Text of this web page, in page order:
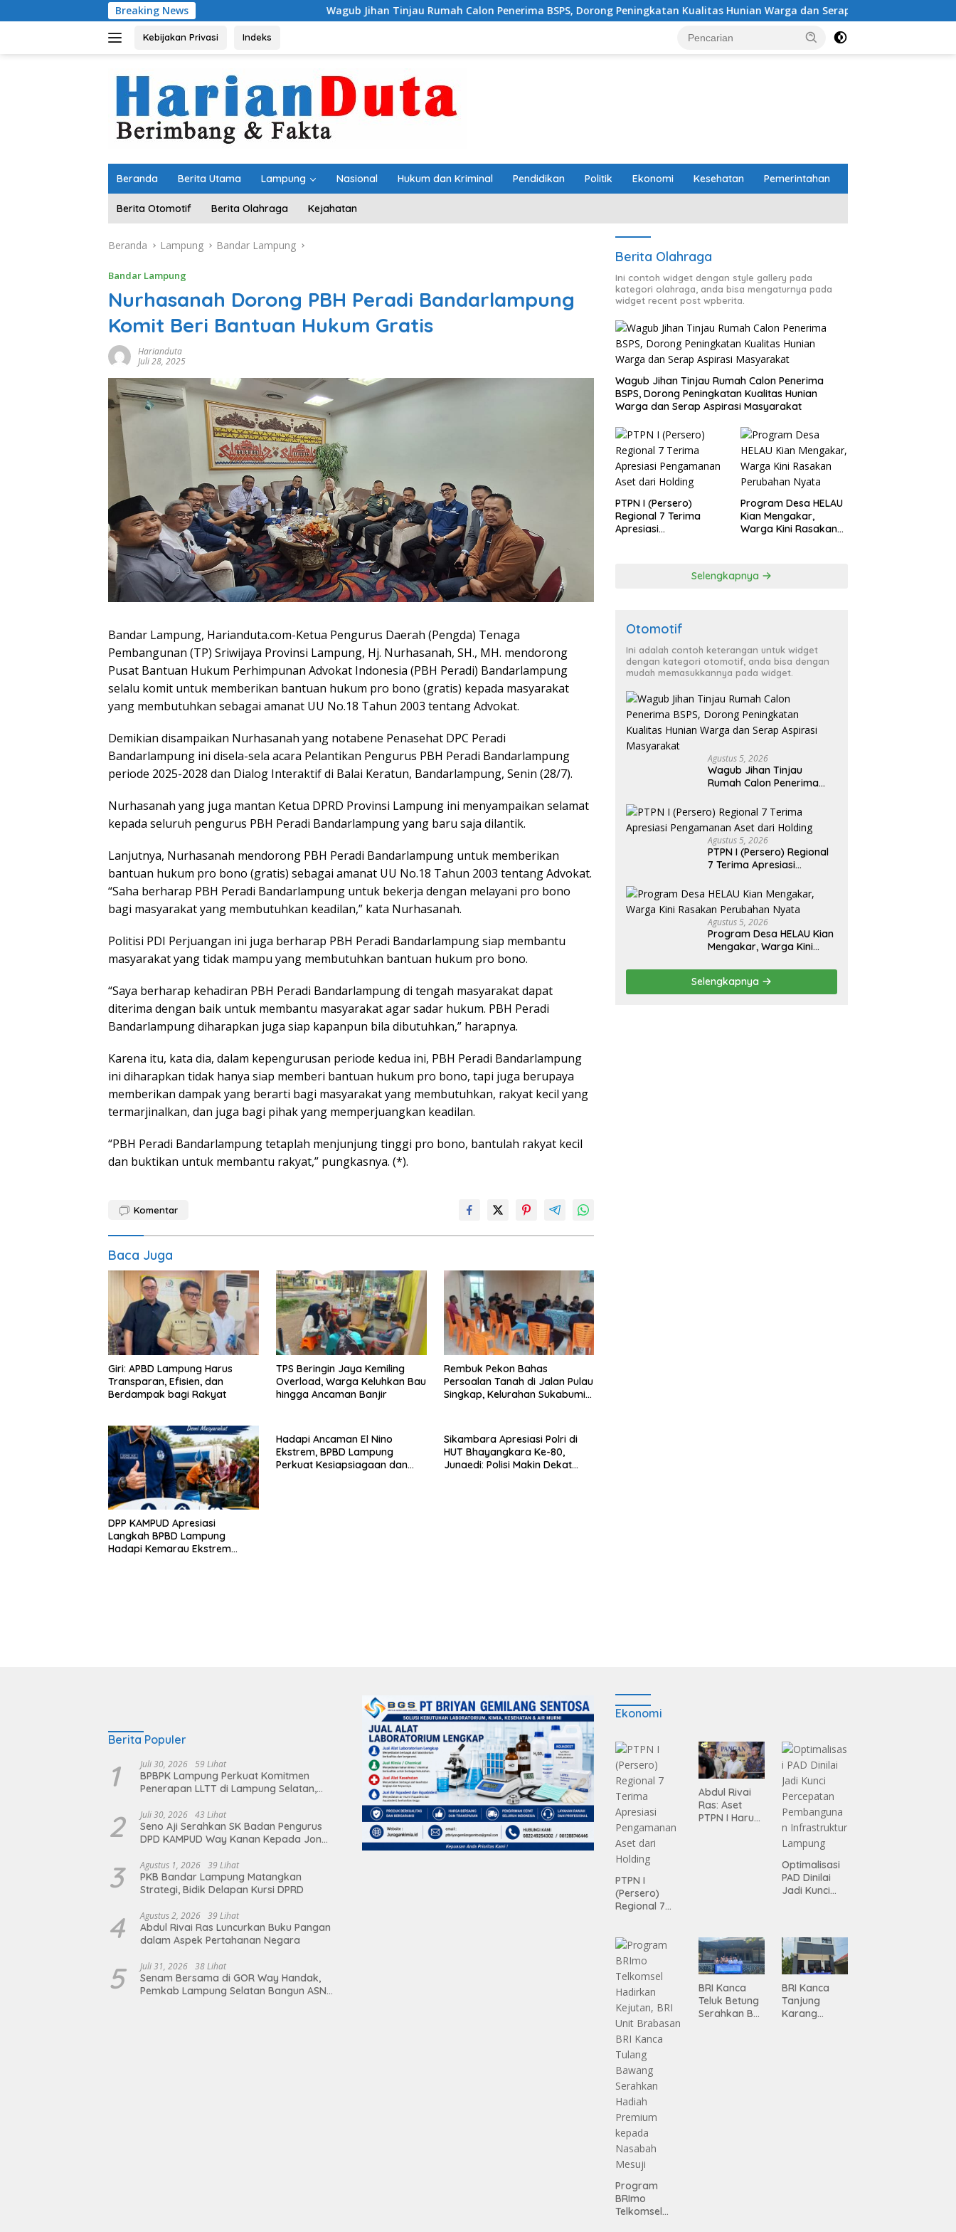
ke
Breaking News Wagub Jihan Tinjau Rumah Calon Penerima BSPS, Dorong Peningkatan Kualitas Hunian Warga dan Serap Aspirasi Masyarakat
Kebijakan Privasi Indeks
Beranda Berita Utama Lampung Nasional Hukum dan Kriminal Pendidikan Politik Ekonomi Kesehatan Pemerintahan
Berita Otomotif Berita Olahraga Kejahatan
Beranda Lampung Bandar Lampung
Bandar Lampung
Nurhasanah Dorong PBH Peradi Bandarlampung
Komit Beri Bantuan Hukum Gratis
Harianduta
Juli 28, 2025
Bandar Lampung, Harianduta.com-Ketua Pengurus Daerah (Pengda) Tenaga
Pembangunan (TP) Sriwijaya Provinsi Lampung, Hj. Nurhasanah, SH., MH. mendorong
Pusat Bantuan Hukum Perhimpunan Advokat Indonesia (PBH Peradi) Bandarlampung
selalu komit untuk memberikan bantuan hukum pro bono (gratis) kepada masyarakat
yang membutuhkan sebagai amanat UU No.18 Tahun 2003 tentang Advokat.
Demikian disampaikan Nurhasanah yang notabene Penasehat DPC Peradi
Bandarlampung ini disela-sela acara Pelantikan Pengurus PBH Peradi Bandarlampung
periode 2025-2028 dan Dialog Interaktif di Balai Keratun, Bandarlampung, Senin (28/7).
Nurhasanah yang juga mantan Ketua DPRD Provinsi Lampung ini menyampaikan selamat
kepada seluruh pengurus PBH Peradi Bandarlampung yang baru saja dilantik.
Lanjutnya, Nurhasanah mendorong PBH Peradi Bandarlampung untuk memberikan
bantuan hukum pro bono (gratis) sebagai amanat UU No.18 Tahun 2003 tentang Advokat.
“Saha berharap PBH Peradi Bandarlampung untuk bekerja dengan melayani pro bono
bagi masyarakat yang membutuhkan keadilan,” kata Nurhasanah.
Politisi PDI Perjuangan ini juga berharap PBH Peradi Bandarlampung siap membantu
masyarakat yang tidak mampu yang membutuhkan bantuan hukum pro bono.
“Saya berharap kehadiran PBH Peradi Bandarlampung di tengah masyarakat dapat
diterima dengan baik untuk membantu masyarakat agar sadar hukum. PBH Peradi
Bandarlampung diharapkan juga siap kapanpun bila dibutuhkan,” harapnya.
Karena itu, kata dia, dalam kepengurusan periode kedua ini, PBH Peradi Bandarlampung
ini diharapkan tidak hanya siap memberi bantuan hukum pro bono, tapi juga berupaya
memberikan dampak yang berarti bagi masyarakat yang membutuhkan, rakyat kecil yang
termarjinalkan, dan juga bagi pihak yang memperjuangkan keadilan.
“PBH Peradi Bandarlampung tetaplah menjunjung tinggi pro bono, bantulah rakyat kecil
dan buktikan untuk membantu rakyat,” pungkasnya. (*).
Komentar
Baca Juga
Giri: APBD Lampung Harus
Transparan, Efisien, dan
Berdampak bagi Rakyat
TPS Beringin Jaya Kemiling
Overload, Warga Keluhkan Bau
hingga Ancaman Banjir
Rembuk Pekon Bahas
Persoalan Tanah di Jalan Pulau
Singkap, Kelurahan Sukabumi
DPP KAMPUD Apresiasi
Langkah BPBD Lampung
Hadapi Kemarau Ekstrem
Hadapi Ancaman El Nino
Ekstrem, BPBD Lampung
Perkuat Kesiapsiagaan dan
Sikambara Apresiasi Polri di
HUT Bhayangkara Ke-80,
Junaedi: Polisi Makin Dekat
Berita Olahraga
Ini contoh widget dengan style gallery pada
kategori olahraga, anda bisa mengaturnya pada
widget recent post wpberita.
Wagub Jihan Tinjau Rumah Calon Penerima
BSPS, Dorong Peningkatan Kualitas Hunian
Warga dan Serap Aspirasi Masyarakat
PTPN I (Persero)
Regional 7 Terima
Apresiasi
Program Desa HELAU
Kian Mengakar,
Warga Kini Rasakan
Selengkapnya
Otomotif
Ini adalah contoh keterangan untuk widget
dengan kategori otomotif, anda bisa dengan
mudah memasukkannya pada widget.
Agustus 5, 2026
Wagub Jihan Tinjau
Rumah Calon Penerima
Kualitas Hunian Warga
dan Serap Aspirasi
Masyarakat
Agustus 5, 2026
PTPN I (Persero) Regional
7 Terima Apresiasi
Holding
Agustus 5, 2026
Program Desa HELAU Kian
Mengakar, Warga Kini
Selengkapnya
Berita Populer
1 Juli 30, 2026 59 Lihat
BPBPK Lampung Perkuat Komitmen
Penerapan LLTT di Lampung Selatan,
dan Berkelanjutan
2 Juli 30, 2026 43 Lihat
Seno Aji Serahkan SK Badan Pengurus
DPD KAMPUD Way Kanan Kepada Jon
3 Agustus 1, 2026 39 Lihat
PKB Bandar Lampung Matangkan
Strategi, Bidik Delapan Kursi DPRD
4 Agustus 2, 2026 39 Lihat
Abdul Rivai Ras Luncurkan Buku Pangan
dalam Aspek Pertahanan Negara
5 Juli 31, 2026 38 Lihat
Senam Bersama di GOR Way Handak,
Pemkab Lampung Selatan Bangun ASN
Ekonomi
PTPN I
(Persero)
Regional 7
Pengamanan
Aset dari
Holding
Abdul Rivai
Ras: Aset
PTPN I Harus
Optimalisasi
PAD Dinilai
Jadi Kunci
Infrastruktur
Lampung
Program
BRImo
Telkomsel
BRI Kanca
Teluk Betung
Serahkan BRI
BRI Kanca
Tanjung
Karang